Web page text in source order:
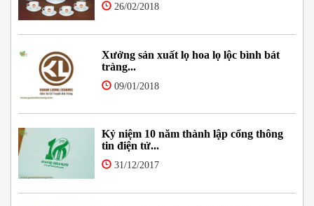
26/02/2018
Xưởng sản xuất lọ hoa lọ lộc bình bát
tràng...
09/01/2018
Kỷ niệm 10 năm thành lập cổng thông
tin điện tử...
31/12/2017